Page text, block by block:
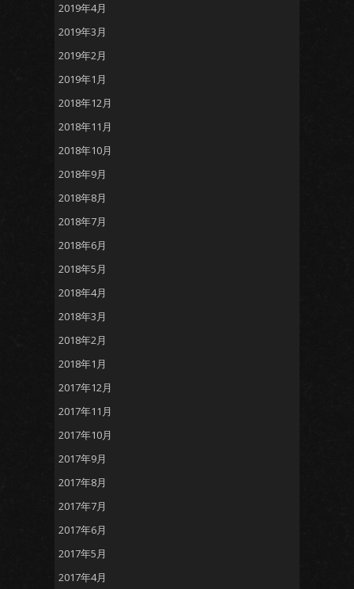
2019年4月
2019年3月
2019年2月
2019年1月
2018年12月
2018年11月
2018年10月
2018年9月
2018年8月
2018年7月
2018年6月
2018年5月
2018年4月
2018年3月
2018年2月
2018年1月
2017年12月
2017年11月
2017年10月
2017年9月
2017年8月
2017年7月
2017年6月
2017年5月
2017年4月